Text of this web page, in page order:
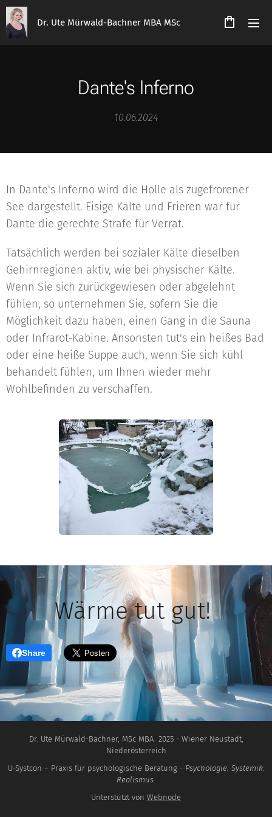
Dr. Ute Mürwald-Bachner MBA MSc
Dante's Inferno
10.06.2024
In Dante's Inferno wird die Hölle als zugefrorener
See dargestellt. Eisige Kälte und Frieren war für
Dante die gerechte Strafe für Verrat.
Tatsächlich werden bei sozialer Kälte dieselben
Gehirnregionen aktiv, wie bei physischer Kälte.
Wenn Sie sich zurückgewiesen oder abgelehnt
fühlen, so unternehmen Sie, sofern Sie die
Möglichkeit dazu haben, einen Gang in die Sauna
oder Infrarot-Kabine. Ansonsten tut's ein heißes Bad
oder eine heiße Suppe auch, wenn Sie sich kühl
behandelt fühlen, um Ihnen wieder mehr
Wohlbefinden zu verschaffen.
Wärme tut gut!
Share
Dr. Ute Mürwald-Bachner, MSc MBA 2025 - Wiener Neustadt,
Niederösterreich
U-Systcon – Praxis für psychologische Beratung - Psychologie. Systemik.
Realismus.
Unterstützt von Webnode